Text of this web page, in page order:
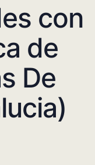
con
de
De